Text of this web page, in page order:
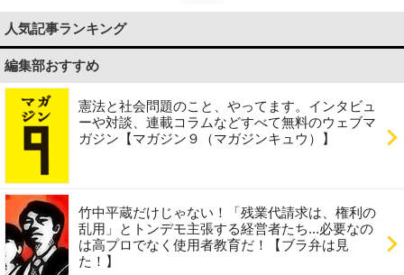
人気記事ランキング
編集部おすすめ
憲法と社会問題のこと、やってます。インタビュ
ーや対談、連載コラムなどすべて無料のウェブマ
ガジン【マガジン９（マガジンキュウ）】
竹中平蔵だけじゃない！「残業代請求は、権利の
乱用」とトンデモ主張する経営者たち...必要なの
は高プロでなく使用者教育だ！【ブラ弁は見
た！】